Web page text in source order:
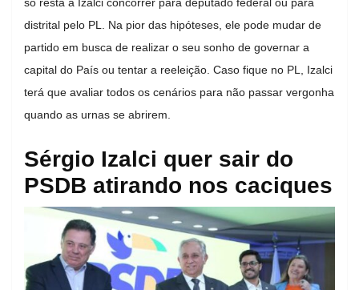
distrital pelo PL. Na pior das hipóteses, ele pode mudar de
partido em busca de realizar o seu sonho de governar a
capital do País ou tentar a reeleição. Caso fique no PL, Izalci
terá que avaliar todos os cenários para não passar vergonha
quando as urnas se abrirem.
Sérgio Izalci quer sair do
PSDB atirando nos caciques